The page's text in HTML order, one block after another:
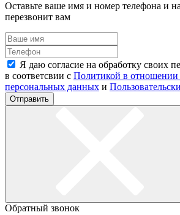
Оставьте ваше имя и номер телефона и
перезвонит вам
Я даю согласие на обработку своих
в соответсвии с Политикой в отношении
персональных данных и
Отправить
Обратный звонок